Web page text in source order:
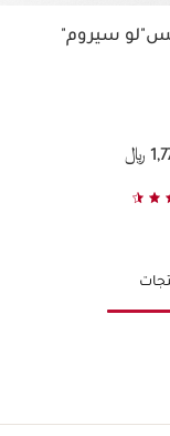
سيروم"
﷼